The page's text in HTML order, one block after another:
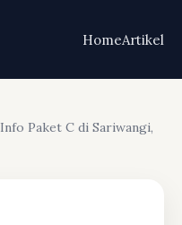
HomeArtikel
Info Paket C di Sariwangi,